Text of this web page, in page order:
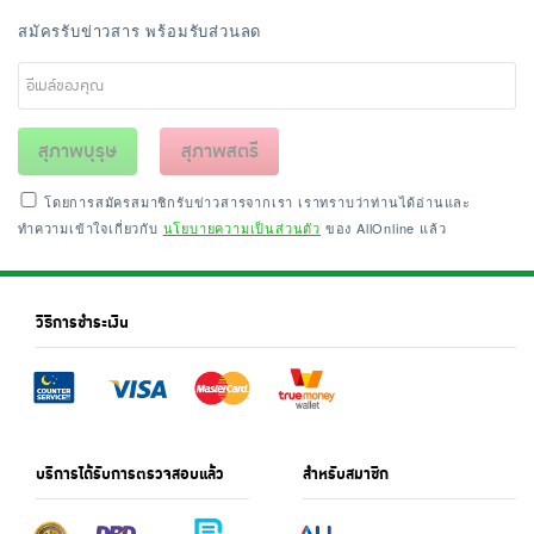
สมัครรับข่าวสาร พร้อมรับส่วนลด
สุภาพบุรุษ สุภาพสตรี
โดยการสมัครสมาชิกรับข่าวสารจากเรา เราทราบว่าท่านได้อ่านและ
ทำความเข้าใจเกี่ยวกับ นโยบายความเป็นส่วนตัว ของ AllOnline แล้ว
วิธีการชำระเงิน
บริการได้รับการตรวจสอบแล้ว สำหรับสมาชิก